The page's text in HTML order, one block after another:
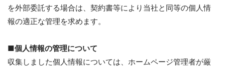
を外部委託する場合は、契約書等により当社と同等の個人情
報の適正な管理を求めます。
■個人情報の管理について
収集しました個人情報については、ホームページ管理者が厳